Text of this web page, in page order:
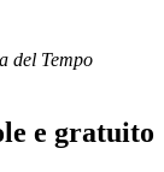
del Tempo
e gratuito